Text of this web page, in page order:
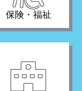
保険・福祉